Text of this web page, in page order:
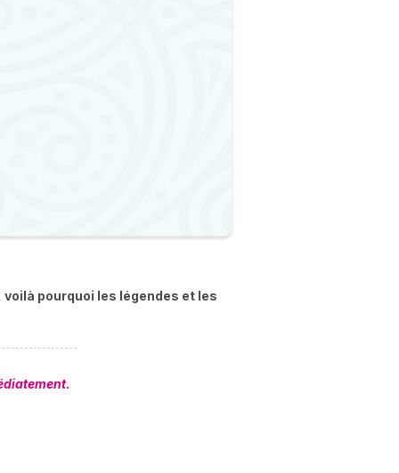
pourquoi les légendes et les